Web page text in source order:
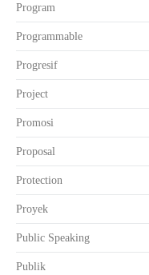
Program
Programmable
Progresif
Project
Promosi
Proposal
Protection
Proyek
Public Speaking
Publik